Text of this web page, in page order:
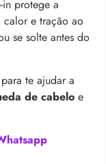
protege a
calor e tração ao
se solte antes do
te ajudar a
de cabelo e